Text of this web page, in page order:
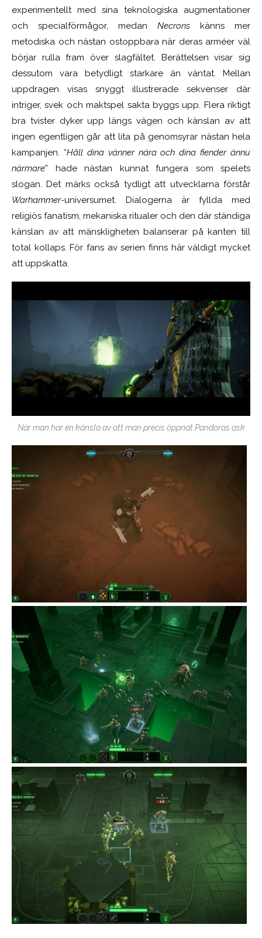
experimentellt med sina teknologiska augmentationer
och specialförmågor, medan Necrons känns mer
metodiska och nästan ostoppbara när deras arméer väl
börjar rulla fram över slagfältet. Berättelsen visar sig
dessutom vara betydligt starkare än väntat. Mellan
uppdragen visas snyggt illustrerade sekvenser där
intriger, svek och maktspel sakta byggs upp. Flera riktigt
bra tvister dyker upp längs vägen och känslan av att
ingen egentligen går att lita på genomsyrar nästan hela
kampanjen. “Håll dina vänner nära och dina fiender ännu
närmare” hade nästan kunnat fungera som spelets
slogan. Det märks också tydligt att utvecklarna förstår
Warhammer-universumet. Dialogerna är fyllda med
religiös fanatism, mekaniska ritualer och den där ständiga
känslan av att mänskligheten balanserar på kanten till
total kollaps. För fans av serien finns här väldigt mycket
att uppskatta.
När man har en känsla av att man precis öppnat Pandoras ask